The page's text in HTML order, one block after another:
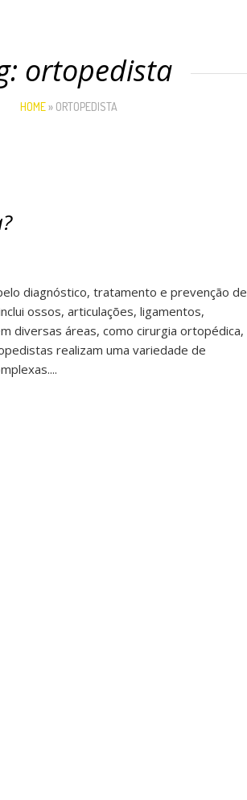
ortopedista
HOME» ORTOPEDISTA
diagnóstico, tratamento e prevenção de
ossos, articulações, ligamentos,
diversas áreas, como cirurgia ortopédica,
realizam uma variedade de